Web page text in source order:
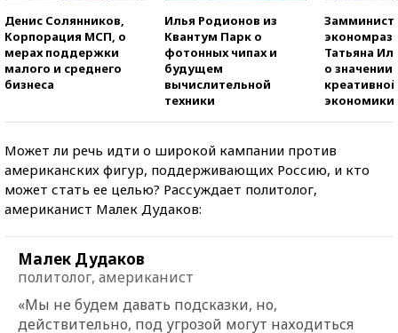
Денис Солянников,
Корпорация МСП, о
мерах поддержки
малого и среднего
бизнеса
Илья Родионов из
Квантум Парк о
фотонных чипах и
будущем
вычислительной
техники
Татьяна
о значении
креативной
экономики
Может ли речь идти о широкой кампании против
американских фигур, поддерживающих Россию, и кто
может стать ее целью? Рассуждает политолог,
американист Малек Дудаков:
Малек Дудаков
политолог, американист
«Мы не будем давать подсказки, но,
действительно, под угрозой могут находиться